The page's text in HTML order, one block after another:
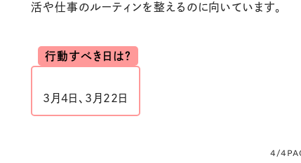
活や仕事のルーティンを整えるのに向いています。
行動すべき日は？
3月4日、3月22日
4/4